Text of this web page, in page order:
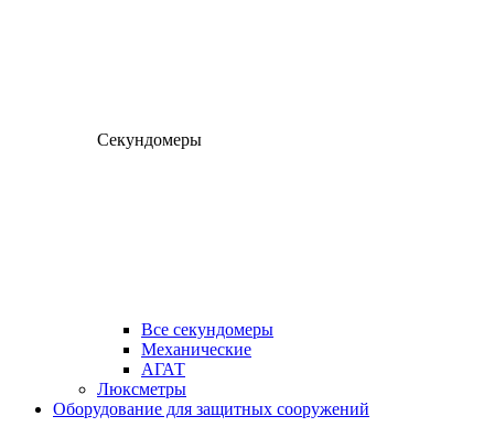
Секундомеры
Все секундомеры
Механические
АГАТ
Люксметры
Оборудование для защитных сооружений